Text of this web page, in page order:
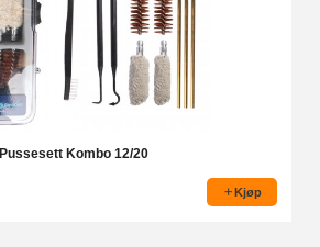
Pussesett Kombo 12/20
Kjøp